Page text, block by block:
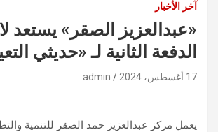
آخر الأخبار
«عبدالعزيز الصقر» يستعد
الدفعة الثانية لـ «حديثي
17 أغسطس، 2024 admin
يعمل مركز عبدالعزيز حمد الصقر للتنمية